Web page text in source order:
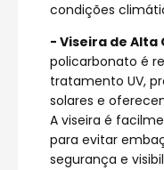
condições
- Viseira de Alta
policarbonato é
tratamento UV,
solares e
A viseira é
para evitar
segurança e